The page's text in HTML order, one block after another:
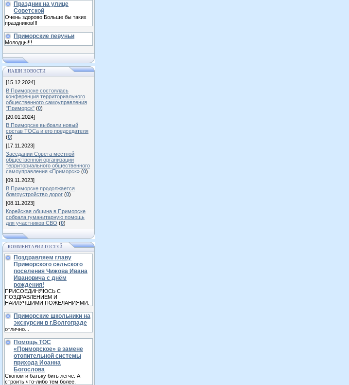
Праздник на улице
Советской
Очень здорово!Больше бы таких
праздников!!!
Приморские певуньи
Молодцы!!!
НАШИ НОВОСТИ
[15.12.2024]
В Приморске состоялась
конференция территориального
общественного самоуправления
"Приморск" (0)
[20.01.2024]
В Приморске выбрали новый
состав ТОСа и его председателя
(0)
[17.11.2023]
Заседании Совета местной
общественной организации
территориального общественного
самоуправления «Приморск» (0)
[09.11.2023]
В Приморске продолжается
благоустройство дорог (0)
[08.11.2023]
Корейская община в Приморске
собрала гуманитарную помощь
для участников СВО (0)
КОММЕНТАРИИ ГОСТЕЙ
Поздравляем главу
Приморского сельского
поселения Чижова Ивана
Ивановича с днём
рождения!
ПРИСОЕДИНЯЮСЬ С
ПОЗДРАВЛЕНИЕМ И
НАИЛУЧШИМИ ПОЖЕЛАНИЯМИ.
Приморские школьники на
экскурсии в г.Волгограде
отлично...
Помощь ТОС
«Приморское» в замене
отопительной системы
прихода Иоанна
Богослова
Скопом и батьку бить легче. А
строить что-либо тем более.